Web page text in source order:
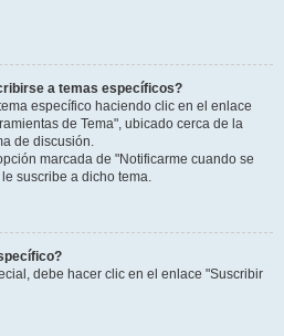
a temas específicos?
específico haciendo clic en el enlace
de Tema", ubicado cerca de la
de discusión.
marcada de "Notificarme cuando se
suscribe a dicho tema.
debe hacer clic en el enlace "Suscribir